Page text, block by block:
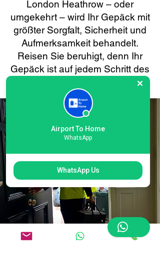
London Heathrow – oder
umgekehrt – wird Ihr Gepäck mit
größter Sorgfalt, Sicherheit und
Aufmerksamkeit behandelt.
Reisen Sie beruhigt, denn Ihr
Gepäck ist auf jedem Schritt des
Airport To Home
WhatsApp
WhatsApp Us